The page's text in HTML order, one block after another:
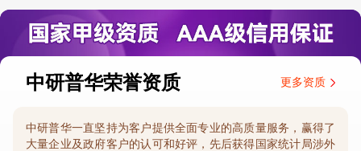
讨和完善...
司继续...
中研普华荣誉资质 更多资质
中研普华一直坚持为客户提供全面专业的高质量服务，赢得了
大量企业及政府客户的认可和好评，先后获得国家统计局涉外